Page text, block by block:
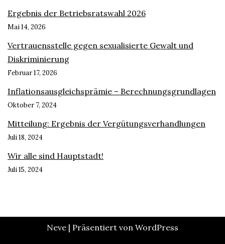
Ergebnis der Betriebsratswahl 2026
Mai 14, 2026
Vertrauensstelle gegen sexualisierte Gewalt und
Diskriminierung
Februar 17, 2026
Inflationsausgleichsprämie – Berechnungsgrundlagen
Oktober 7, 2024
Mitteilung: Ergebnis der Vergütungsverhandlungen
Juli 18, 2024
Wir alle sind Hauptstadt!
Juli 15, 2024
Neve | Präsentiert von WordPress